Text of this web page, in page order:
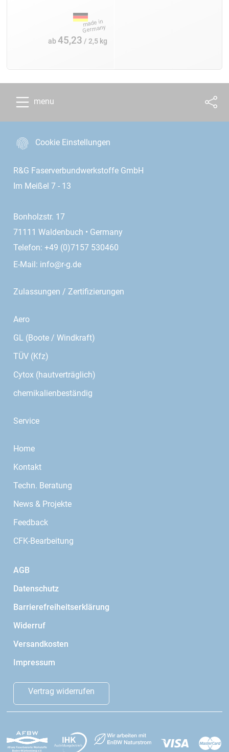
ab45,23 / 2,5 kg
menu
Cookie Einstellungen
R&G Faserverbundwerkstoffe GmbH
Im Meißel 7 - 13
Bonholzstr. 17
71111 Waldenbuch • Germany
Telefon: +49 (0)7157 530460
E-Mail: info@r-g.de
Zulassungen / Zertifizierungen
Aero
GL (Boote / Windkraft)
TÜV (Kfz)
Cytox (hautverträglich)
chemikalienbeständig
Service
Home
Kontakt
Techn. Beratung
News & Projekte
Feedback
CFK-Bearbeitung
AGB
Datenschutz
Barrierefreiheitserklärung
Widerruf
Versandkosten
Impressum
Vertrag widerrufen